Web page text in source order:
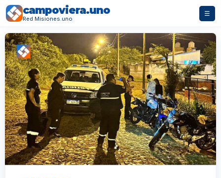
campoviera.uno
Red Misiones.uno
☰